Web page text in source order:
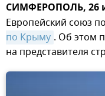
СИМФЕРОПОЛЬ, 26
Европейский союз
по Крыму . Об этом
на представителя